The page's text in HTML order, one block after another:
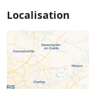
Localisation